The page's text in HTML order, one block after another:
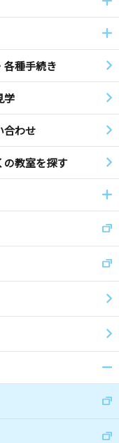
各種手続き
学
合わせ
の教室を探す